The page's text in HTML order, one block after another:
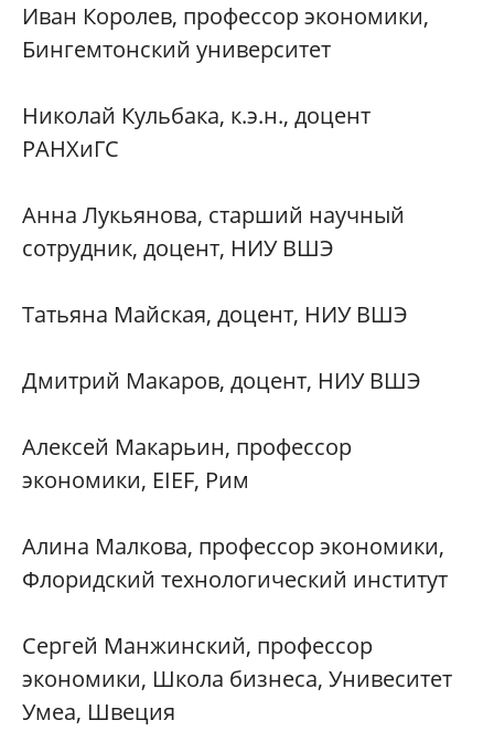
Иван Королев, профессор экономики,
Бингемтонский университет
Николай Кульбака, к.э.н., доцент
РАНХиГС
Анна Лукьянова, старший научный
сотрудник, доцент, НИУ ВШЭ
Татьяна Майская, доцент, НИУ ВШЭ
Дмитрий Макаров, доцент, НИУ ВШЭ
Алексей Макарьин, профессор
экономики, EIEF, Рим
Алина Малкова, профессор экономики,
Флоридский технологический институт
Сергей Манжинский, профессор
экономики, Школа бизнеса, Унивеситет
Умеа, Швеция